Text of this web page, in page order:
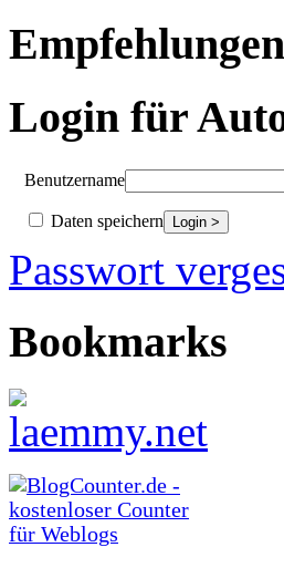
Empfehlungen
Login für
Benutzername
Daten speichern
Passwort
Bookmarks